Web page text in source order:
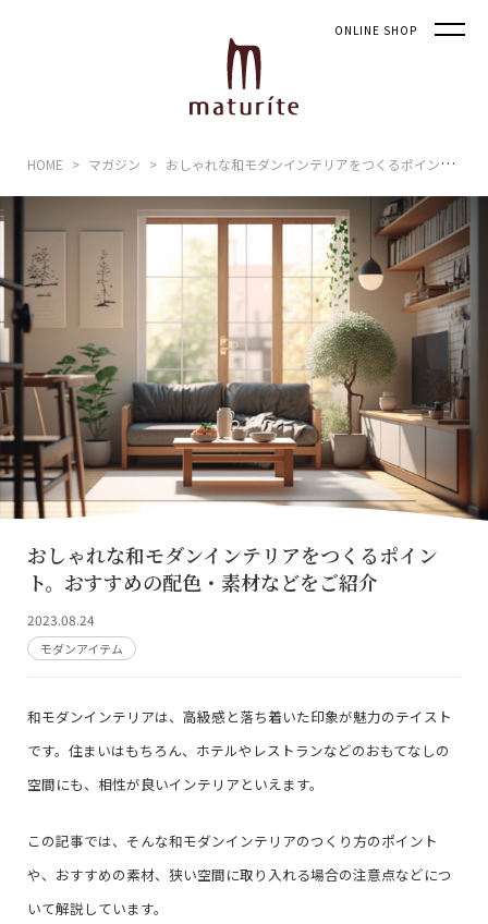
ONLINE SHOP
HOME マガジン おしゃれな和モダンインテリアをつくるポイント。おすすめの配色・素材などをご紹介
おしゃれな和モダンインテリアをつくるポイン
ト。おすすめの配色・素材などをご紹介
2023.08.24
モダンアイテム
和モダンインテリアは、高級感と落ち着いた印象が魅力のテイスト
です。住まいはもちろん、ホテルやレストランなどのおもてなしの
空間にも、相性が良いインテリアといえます。
この記事では、そんな和モダンインテリアのつくり方のポイント
や、おすすめの素材、狭い空間に取り入れる場合の注意点などにつ
いて解説しています。